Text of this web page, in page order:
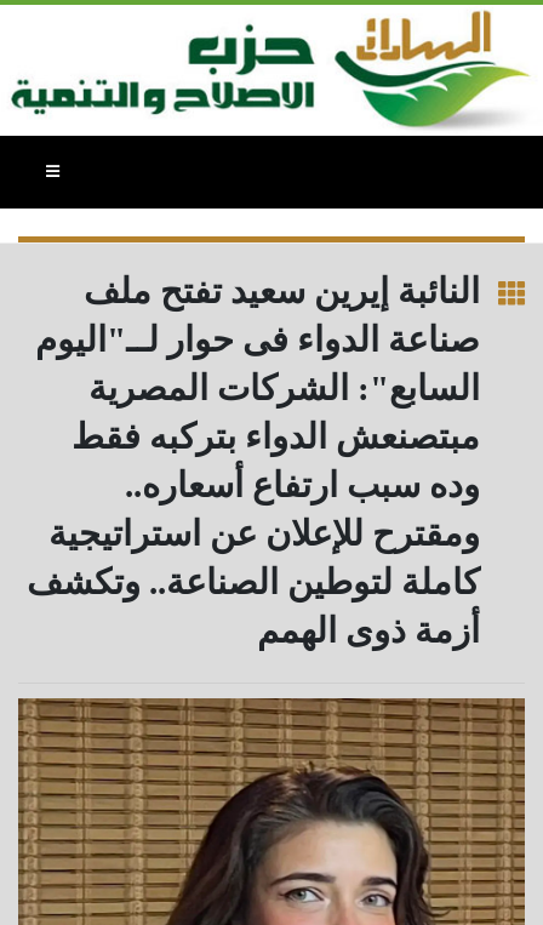
النائبة إيرين سعيد تفتح ملف
صناعة الدواء فى حوار لــ"اليوم
السابع": الشركات المصرية
مبتصنعش الدواء بتركبه فقط
وده سبب ارتفاع أسعاره..
ومقترح للإعلان عن استراتيجية
كاملة لتوطين الصناعة.. وتكشف
أزمة ذوى الهمم